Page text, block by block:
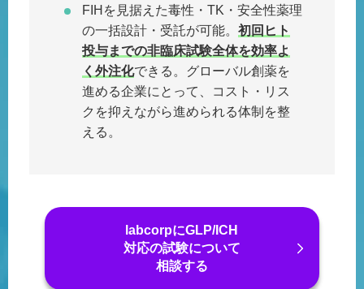
FIHを見据えた毒性・TK・安全性薬理
の一括設計・受託が可能。 初回ヒト
投与までの非臨床試験全体を効率よ
く外注化できる。グローバル創薬を
進める企業にとって、コスト・リス
クを抑えながら進められる体制を整
える。
labcorpにGLP/ICH
対応の試験について
相談する